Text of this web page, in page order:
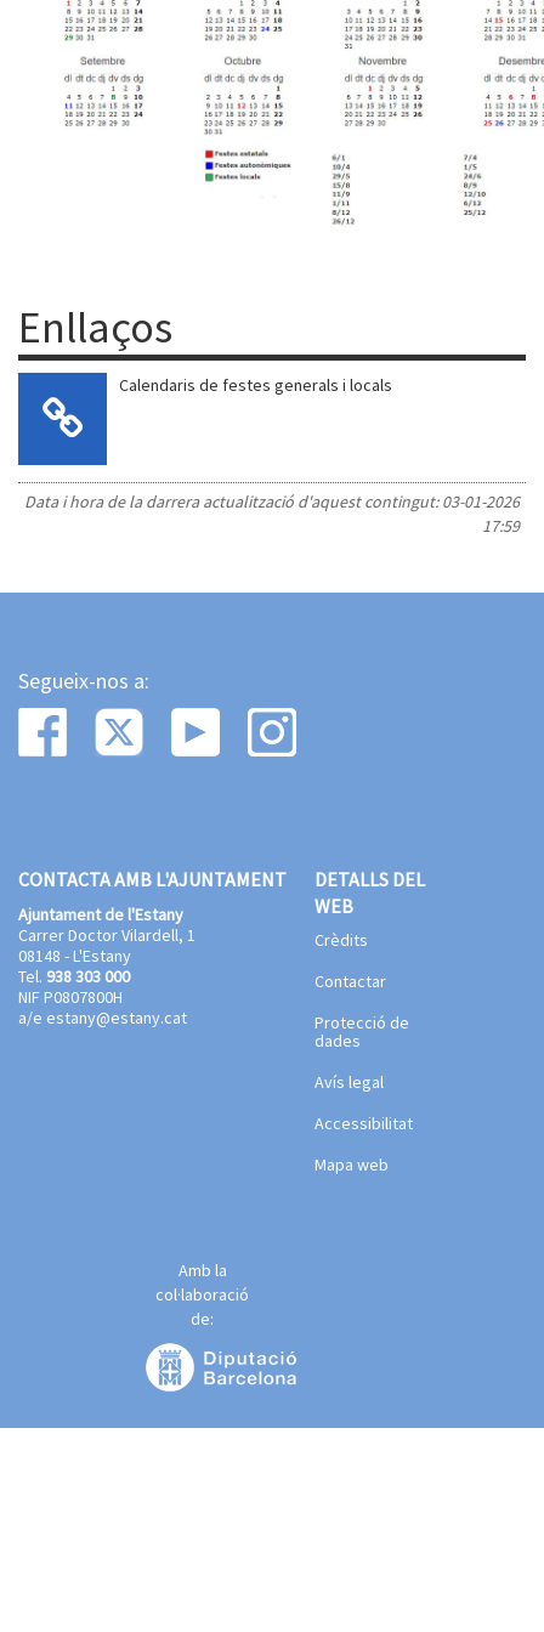
Enllaços
Calendaris de festes generals i locals
Data i hora de la darrera actualització d'aquest contingut:03-01-2026
17:59
Segueix-nos a:
CONTACTA AMB L'AJUNTAMENT
Ajuntament de l'Estany
Carrer Doctor Vilardell, 1
08148 - L'Estany
Tel. 938 303 000
NIF P0807800H
a/e estany@estany.cat
DETALLS DEL
WEB
Crèdits
Contactar
Protecció de
dades
Avís legal
Accessibilitat
Mapa web
Amb la
col·laboració
de: